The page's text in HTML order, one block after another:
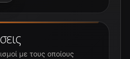
με τους οποίους